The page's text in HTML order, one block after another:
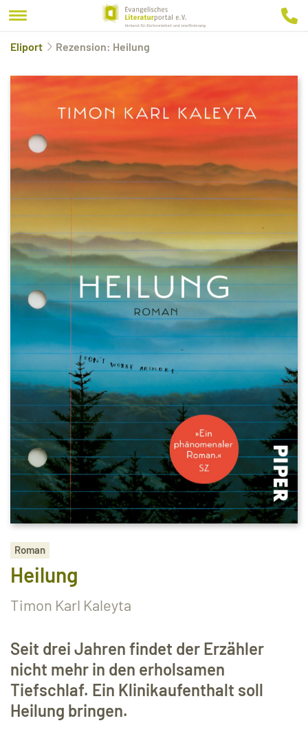
Eliport Rezension: Heilung
Roman
Heilung
Timon Karl Kaleyta
Seit drei Jahren findet der Erzähler
nicht mehr in den erholsamen
Tiefschlaf. Ein Klinikaufenthalt soll
Heilung bringen.